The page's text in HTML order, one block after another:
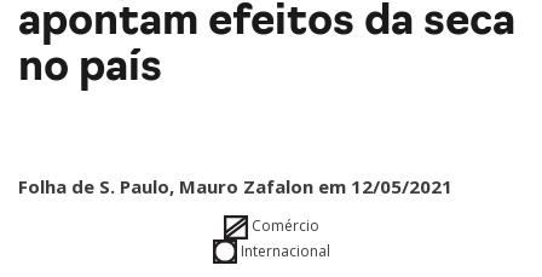
apontam efeitos da seca
no país
Folha de S. Paulo, Mauro Zafalon em 12/05/2021
Comércio
Internacional